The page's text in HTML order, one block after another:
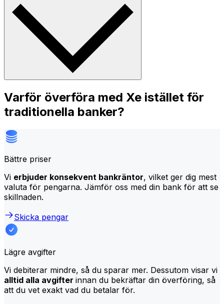
Varför överföra med Xe istället för
traditionella banker?
Bättre priser
Vi erbjuder konsekvent bankräntor, vilket ger dig mest
valuta för pengarna. Jämför oss med din bank för att se
skillnaden.
Skicka pengar
Lägre avgifter
Vi debiterar mindre, så du sparar mer. Dessutom visar vi
alltid alla avgifter innan du bekräftar din överföring, så
att du vet exakt vad du betalar för.